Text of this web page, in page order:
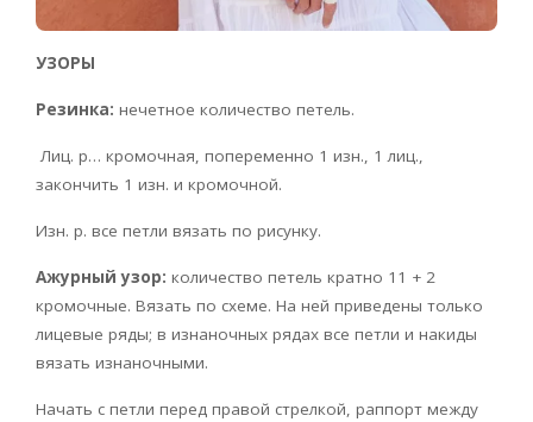
УЗОРЫ
Резинка: нечетное количество петель.
Лиц. р… кромочная, попеременно 1 изн., 1 лиц.,
закончить 1 изн. и кромочной.
Изн. р. все петли вязать по рисунку.
Ажурный узор: количество петель кратно 11 + 2
кромочные. Вязать по схеме. На ней приведены только
лицевые ряды; в изнаночных рядах все петли и накиды
вязать изнаночными.
Начать с петли перед правой стрелкой, раппорт между